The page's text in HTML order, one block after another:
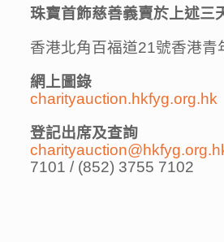
珠寶首飾慈善義賣於上述三
香港北角百福道21號香港青
網上圖錄
charityauction.hkfyg.org.hk
登記出席及查詢
7101 / (852) 3755 7102